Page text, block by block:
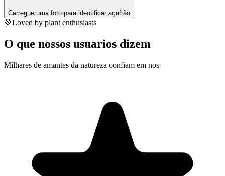
Carregue uma foto para identificar açafrão
💚Loved by plant enthusiasts
O que nossos usuarios dizem
Milhares de amantes da natureza confiam em nos